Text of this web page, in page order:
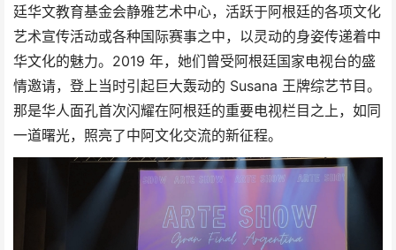
廷华文教育基金会静雅艺术中心，活跃于阿根廷的各项文化
艺术宣传活动或各种国际赛事之中，以灵动的身姿传递着中
华文化的魅力。2019 年，她们曾受阿根廷国家电视台的盛
情邀请，登上当时引起巨大轰动的 Susana 王牌综艺节目。
那是华人面孔首次闪耀在阿根廷的重要电视栏目之上，如同
一道曙光，照亮了中阿文化交流的新征程。